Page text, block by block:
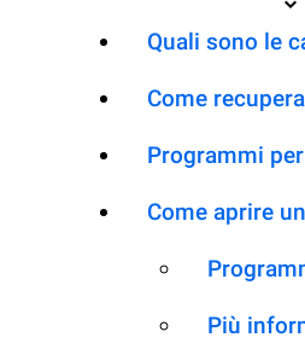
Quali sono le
Come
Programmi
Come aprire
Più